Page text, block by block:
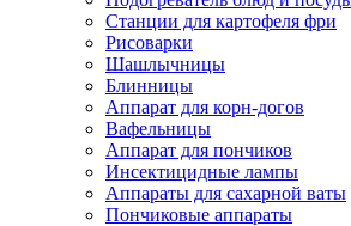
Станции для картофеля фри
Рисоварки
Шашлычницы
Блинницы
Аппарат для корн-догов
Вафельницы
Аппарат для пончиков
Инсектицидные лампы
Аппараты для сахарной ваты
Пончиковые аппараты